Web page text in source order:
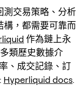
測交易策略、分析
構，都需要可靠而
作為鏈上永
類歷史數據介
、成交記錄、訂
Hyperliquid docs.